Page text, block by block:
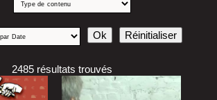
2485 résultats trouvés